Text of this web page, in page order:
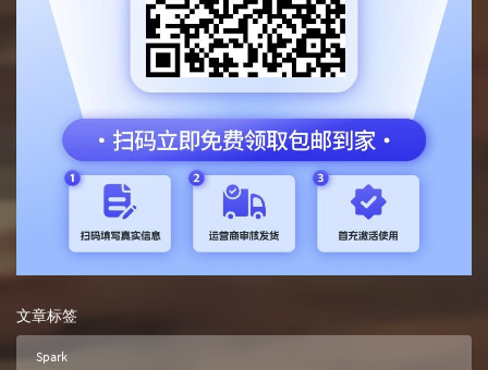
文章标签
Spark